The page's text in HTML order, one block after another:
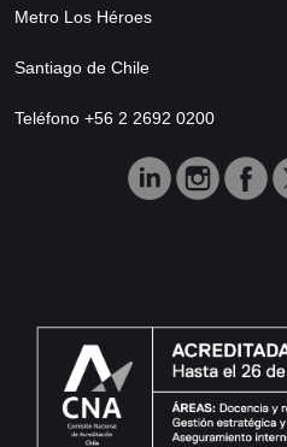
Metro Los Héroes
Santiago de Chile
Teléfono +56 2 2692 0200